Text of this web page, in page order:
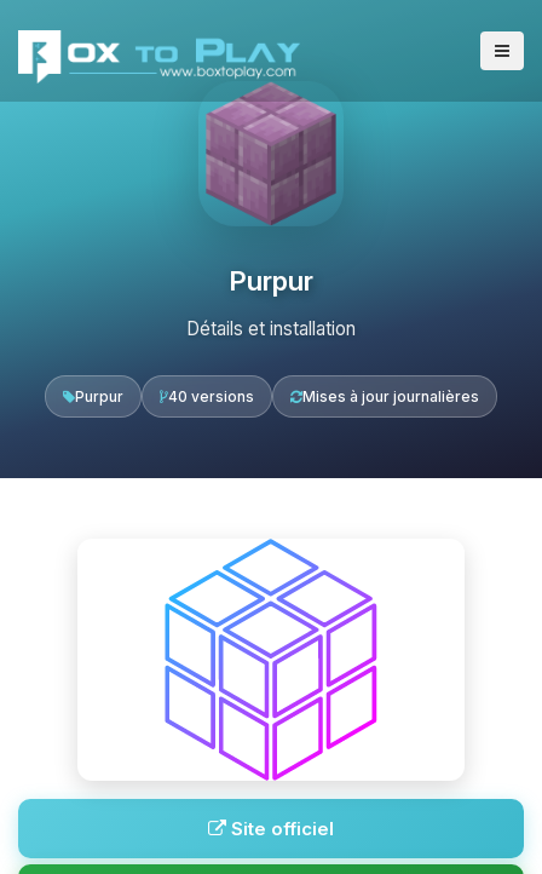
Purpur
Détails et installation
Purpur 40 versions Mises à jour journalières
Site officiel